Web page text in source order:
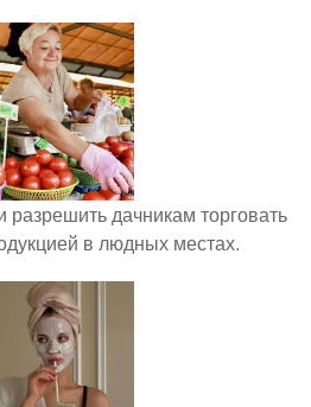
дачникам торговать
в людных местах.